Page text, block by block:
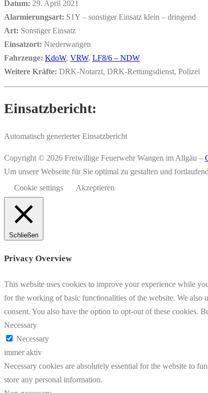
Datum: 29. April 2021
Alarmierungsart: S1Y – sonstiger Einsatz klein – dringend
Art: Sonstiger Einsatz
Einsatzort: Niederwangen
Fahrzeuge: KdoW, VRW, LF8/6 – NDW
Weitere Kräfte: DRK-Notarzt, DRK-Rettungsdienst, Polizei
Einsatzbericht:
Automatisch generierter Einsatzbericht
Copyright © 2026 Freiwillige Feuerwehr Wangen im Allgäu –
Um unsere Webseite für Sie optimal zu gestalten und
Cookie settings
Akzeptieren
Schließen
Privacy Overview
This website uses cookies to improve your experience while
for the working of basic functionalities of the website. We also
consent. You also have the option to opt-out of these cookies.
Necessary
Necessary
immer aktiv
Necessary cookies are absolutely essential for the website to
store any personal information.